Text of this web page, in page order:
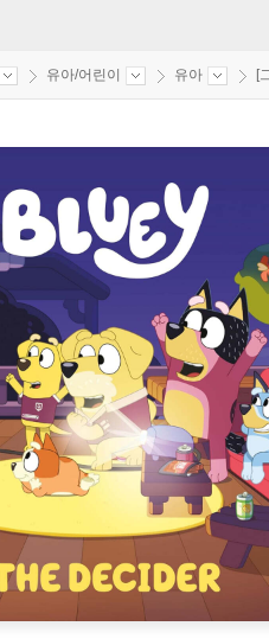
유아/어린이 유아 [